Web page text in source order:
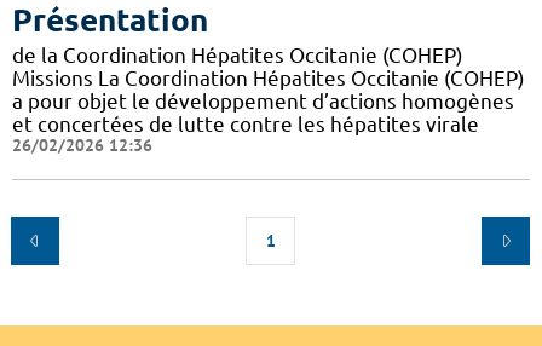
Présentation
de la Coordination Hépatites Occitanie (COHEP)
Missions La Coordination Hépatites Occitanie (COHEP)
a pour objet le développement d’actions homogènes
et concertées de lutte contre les hépatites virale
26/02/2026 12:36
1